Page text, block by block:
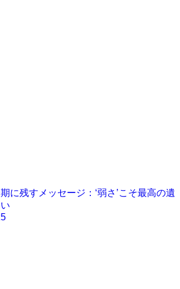
に残すメッセージ：‘弱さ’こそ最高の遺